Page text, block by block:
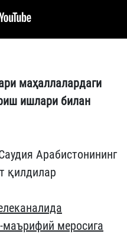
маҳаллалардаги
ишлари билан
Арабистонининг
қилдилар
маърифий меросига